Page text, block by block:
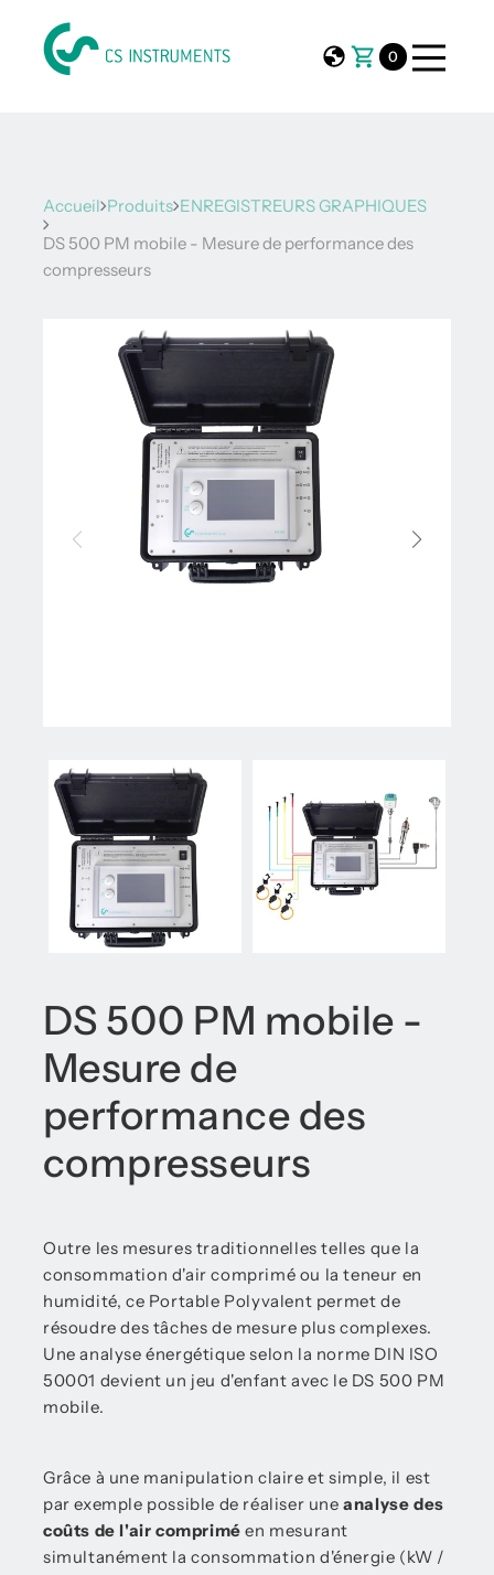
0
Accueil Produits ENREGISTREURS GRAPHIQUES
DS 500 PM mobile - Mesure de performance des
compresseurs
DS 500 PM mobile -
Mesure de
performance des
compresseurs
Outre les mesures traditionnelles telles que la
consommation d'air comprimé ou la teneur en
humidité, ce Portable Polyvalent permet de
résoudre des tâches de mesure plus complexes.
Une analyse énergétique selon la norme DIN ISO
50001 devient un jeu d'enfant avec le DS 500 PM
mobile.
Grâce à une manipulation claire et simple, il est
par exemple possible de réaliser uneanalyse des
coûts de l'air comprimé en mesurant
simultanément la consommation d'énergie (kW /